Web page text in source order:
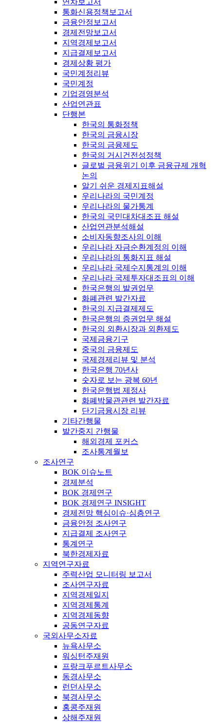
연차보고서
통화신용정책보고서
금융안정보고서
경제전망보고서
지역경제보고서
지급결제보고서
경제상황 평가
국민계정리뷰
국민계정
기업경영분석
산업연관표
단행본
한국의 통화정책
한국의 금융시장
한국의 금융제도
한국의 거시건전성정책
글로벌 금융위기 이후 금융규제 개혁
논의
알기 쉬운 경제지표해설
우리나라의 국민계정
우리나라의 물가통계
한국의 국민대차대조표 해설
산업연관분석해설
소비자동향조사의 이해
우리나라 자금순환계정의 이해
우리나라의 통화지표 해설
우리나라 국제수지통계의 이해
우리나라 국제투자대조표의 이해
한국은행의 발권업무
화폐관련 발간자료
한국의 지급결제제도
한국은행의 증권업무 해설
한국의 외환시장과 외환제도
국제금융기구
중국의 금융제도
국제경제리뷰 및 분석
한국은행 70년사
숫자로 보는 광복 60년
한국은행법 제정사
화폐박물관관련 발간자료
단기금융시장 리뷰
기타간행물
발간중지 간행물
해외경제 포커스
조사통계월보
조사연구
BOK 이슈노트
경제분석
BOK 경제연구
BOK 경제연구 INSIGHT
경제전망 핵심이슈·심층연구
금융안정 조사연구
지급결제 조사연구
통계연구
북한경제자료
지역연구자료
주력산업 모니터링 보고서
조사연구자료
지역경제일지
지역경제통계
지역경제동향
공동연구자료
국외사무소자료
뉴욕사무소
워싱턴주재원
프랑크푸르트사무소
동경사무소
런던사무소
북경사무소
홍콩주재원
상해주재원